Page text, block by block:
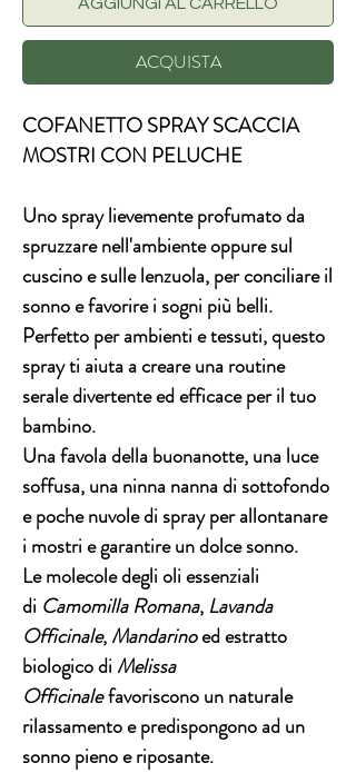
AGGIUNGI AL CARRELLO
ACQUISTA
COFANETTO SPRAY SCACCIA
MOSTRI CON PELUCHE
Unospray lievemente profumatoda
spruzzare nell'ambiente oppure sul
cuscino e sulle lenzuola, perconciliare il
sonnoefavorire i sogni più belli.
Perfetto per ambienti e tessuti, questo
spray ti aiuta acreare una routine
serale divertenteed efficace per il tuo
bambino.
Una favola della buonanotte, una luce
soffusa, una ninna nanna di sottofondo
e poche nuvole di spray per allontanare
i mostri e garantire un dolce sonno.
Le molecole degli oli essenziali
di Camomilla Romana, Lavanda
Officinale,Mandarinoed estratto
biologico di Melissa
Officinalefavoriscono un naturale
rilassamento e predispongono ad un
sonno pieno e riposante.